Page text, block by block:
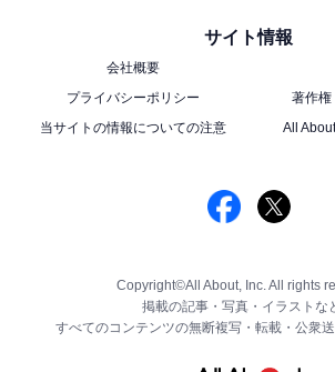
サイト情報
会社概要
プライバシーポリシー
著作権
当サイトの情報についての注意
All
Copyright©All About, Inc. All rights
掲載の記事・写真・イラストな
すべてのコンテンツの無断複写・転載・公衆送